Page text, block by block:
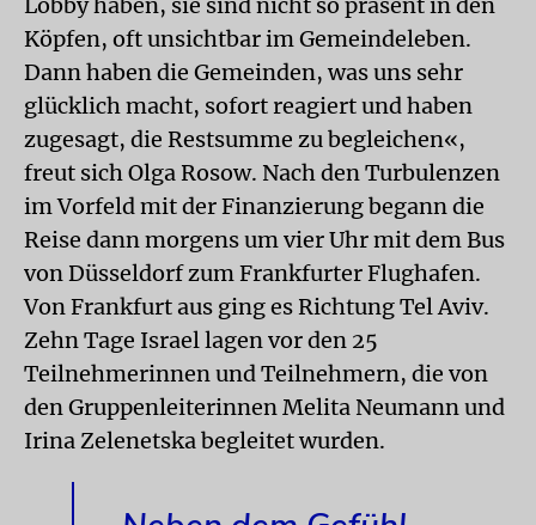
Köpfen, oft unsichtbar im Gemeindeleben.
Dann haben die Gemeinden, was uns sehr
glücklich macht, sofort reagiert und haben
zugesagt, die Restsumme zu begleichen«,
freut sich Olga Rosow. Nach den Turbulenzen
im Vorfeld mit der Finanzierung begann die
Reise dann morgens um vier Uhr mit dem Bus
von Düsseldorf zum Frankfurter Flughafen.
Von Frankfurt aus ging es Richtung Tel Aviv.
Zehn Tage Israel lagen vor den 25
Teilnehmerinnen und Teilnehmern, die von
den Gruppenleiterinnen Melita Neumann und
Irina Zelenetska begleitet wurden.